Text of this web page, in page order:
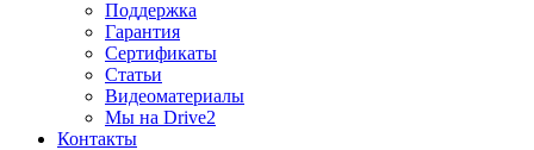
Поддержка
Гарантия
Сертификаты
Статьи
Видеоматериалы
Мы на Drive2
Контакты